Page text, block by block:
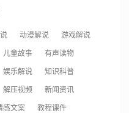
动漫解说
游戏解说
儿童故事
有声读物
娱乐解说
知识科普
解压视频
新闻资讯
感文案
教程课件